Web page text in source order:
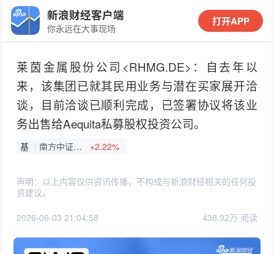
新浪财经客户端
你永远在大事现场
打开APP
莱茵金属股份公司<RHMG.DE>：自去年以
来，该集团已就其民用业务与潜在买家展开洽
谈，目前洽谈已顺利完成，已签署协议将该业
务出售给Aequita私募股权投资公司。
基 南方中证A500ETF +2.22%
声明：以上内容仅供资讯传播，不构成与新浪财经相关的任何投
资建议。
2026-06-03 21:04:58 438.92万 阅读